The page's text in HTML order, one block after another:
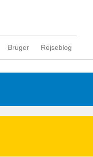
Bruger Rejseblog